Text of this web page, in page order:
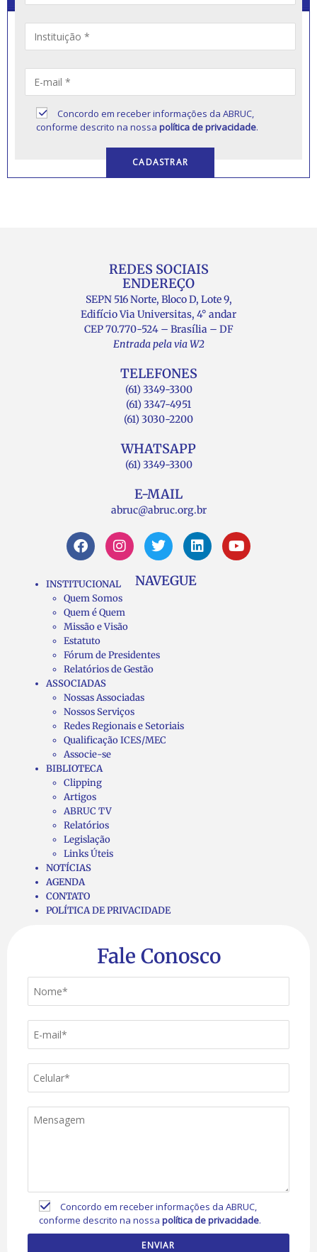
Concordo em receber informações da ABRUC,
conforme descrito na nossapolítica de privacidade.
REDES SOCIAIS
ENDEREÇO
SEPN 516 Norte, Bloco D, Lote 9,
Edifício Via Universitas, 4° andar
CEP 70.770-524 – Brasília – DF
Entrada pela via W2
TELEFONES
(61) 3349-3300
(61) 3347-4951
(61) 3030-2200
WHATSAPP
(61) 3349-3300
E-MAIL
abruc@abruc.org.br
NAVEGUE
INSTITUCIONAL
Quem Somos
Quem é Quem
Missão e Visão
Estatuto
Fórum de Presidentes
Relatórios de Gestão
ASSOCIADAS
Nossas Associadas
Nossos Serviços
Redes Regionais e Setoriais
Qualificação ICES/MEC
Associe-se
BIBLIOTECA
Clipping
Artigos
ABRUC TV
Relatórios
Legislação
Links Úteis
NOTÍCIAS
AGENDA
CONTATO
POLÍTICA DE PRIVACIDADE
Fale Conosco
Concordo em receber informações da ABRUC,
conforme descrito na nossapolítica de privacidade.